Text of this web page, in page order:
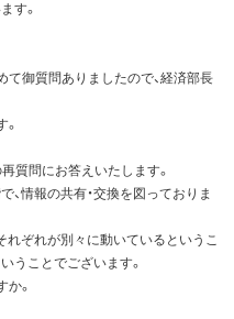
す。
て御質問ありましたので、経済部長
質問にお答えいたします。
情報の共有・交換を図っておりま
れぞれが別々に動いているというこ
うことでございます。
。